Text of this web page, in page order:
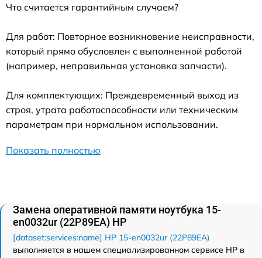
Что считается гарантийным случаем?
Для работ: Повторное возникновение неисправности,
который прямо обусловлен с выполненной работой
(например, неправильная установка запчасти).
Для комплектующих: Преждевременный выход из
строя, утрата работоспособности или техническим
параметрам при нормальном использовании.
Показать полностью
Замена оперативной памяти ноутбука 15-
en0032ur (22P89EA) HP
[dataset:services:name] HP 15-en0032ur (22P89EA)
выполняется в нашем специализированном сервисе HP в